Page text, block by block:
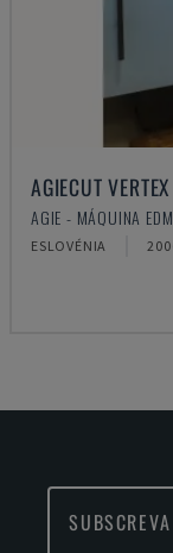
AGIECUT
AGIE - MÁQUINA
ESLOVÉNIA